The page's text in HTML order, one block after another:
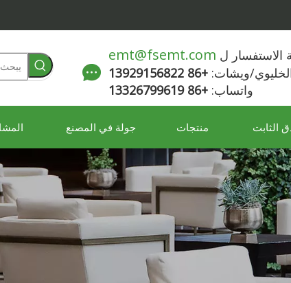
الاستفسار ل emt@fsemt.com
ويشات: +86 13929156822
واتساب: +86 13326799619
الثابت منتجات جولة في المصنع